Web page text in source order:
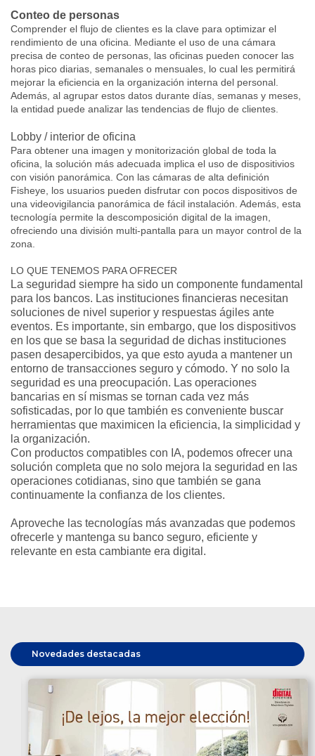
Conteo de personas
Comprender el flujo de clientes es la clave para optimizar el
rendimiento de una oficina. Mediante el uso de una cámara
precisa de conteo de personas, las oficinas pueden conocer las
horas pico diarias, semanales o mensuales, lo cual les permitirá
mejorar la eficiencia en la organización interna del personal.
Además, al agrupar estos datos durante días, semanas y meses,
la entidad puede analizar las tendencias de flujo de clientes.
Lobby / interior de oficina
Para obtener una imagen y monitorización global de toda la
oficina, la solución más adecuada implica el uso de dispositivios
con visión panorámica. Con las cámaras de alta definición
Fisheye, los usuarios pueden disfrutar con pocos dispositivos de
una videovigilancia panorámica de fácil instalación. Además, esta
tecnología permite la descomposición digital de la imagen,
ofreciendo una división multi-pantalla para un mayor control de la
zona.
LO QUE TENEMOS PARA OFRECER
La seguridad siempre ha sido un componente fundamental
para los bancos. Las instituciones financieras necesitan
soluciones de nivel superior y respuestas ágiles ante
eventos. Es importante, sin embargo, que los dispositivos
en los que se basa la seguridad de dichas instituciones
pasen desapercibidos, ya que esto ayuda a mantener un
entorno de transacciones seguro y cómodo. Y no solo la
seguridad es una preocupación. Las operaciones
bancarias en sí mismas se tornan cada vez más
sofisticadas, por lo que también es conveniente buscar
herramientas que maximicen la eficiencia, la simplicidad y
la organización.
Con productos compatibles con IA, podemos ofrecer una
solución completa que no solo mejora la seguridad en las
operaciones cotidianas, sino que también se gana
continuamente la confianza de los clientes.
Aproveche las tecnologías más avanzadas que podemos
ofrecerle y mantenga su banco seguro, eficiente y
relevante en esta cambiante era digital.
Novedades destacadas